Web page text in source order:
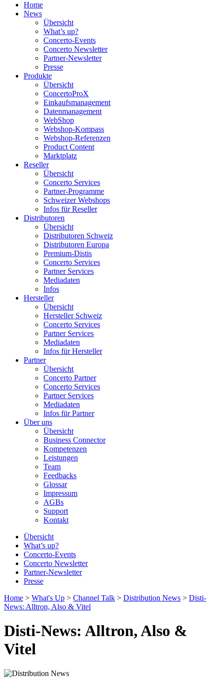
Home
News
Übersicht
What’s up?
Concerto-Events
Concerto Newsletter
Partner-Newsletter
Presse
Produkte
Übersicht
ConcertoProX
Einkaufsmanagement
Datenmanagement
WebShop
Webshop-Kompass
Webshop-Referenzen
Product Content
Marktplatz
Reseller
Übersicht
Concerto Services
Partner-Programme
Schweizer Webshops
Infos für Reseller
Distributoren
Übersicht
Distributoren Schweiz
Distributoren Europa
Premium-Distis
Concerto Services
Partner Services
Mediadaten
Infos
Hersteller
Übersicht
Hersteller Schweiz
Concerto Services
Partner Services
Mediadaten
Infos für Hersteller
Partner
Übersicht
Concerto Partner
Concerto Services
Partner Services
Mediadaten
Infos für Partner
Über uns
Übersicht
Business Connector
Kompetenzen
Leistungen
Team
Feedbacks
Glossar
Impressum
AGBs
Support
Kontakt
Übersicht
What’s up?
Concerto-Events
Concerto Newsletter
Partner-Newsletter
Presse
Home > What's Up > Channel Talk > Distribution News > Disti-
News: Alltron, Also & Vitel
Disti-News: Alltron, Also &
Vitel